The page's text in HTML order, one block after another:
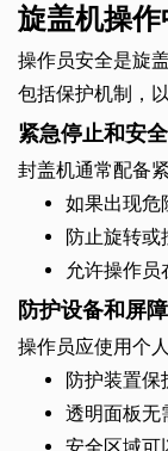
旋盖机操
操作员安全是旋
包括保护机制，
紧急停止和安
封盖机通常配备
如果出现危
防止旋转或
允许操作员
防护设备和屏障
操作员应使用个
防护装置保
透明面板无